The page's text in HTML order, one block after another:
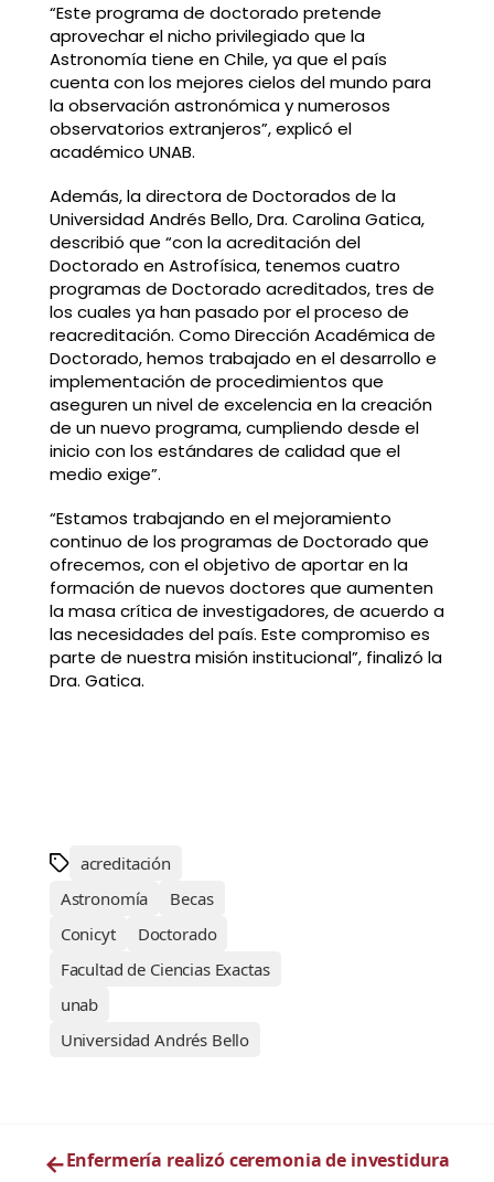
“Este programa de doctorado pretende
aprovechar el nicho privilegiado que la
Astronomía tiene en Chile, ya que el país
cuenta con los mejores cielos del mundo para
la observación astronómica y numerosos
observatorios extranjeros”, explicó el
académico UNAB.
Además, la directora de Doctorados de la
Universidad Andrés Bello, Dra. Carolina Gatica,
describió que “con la acreditación del
Doctorado en Astrofísica, tenemos cuatro
programas de Doctorado acreditados, tres de
los cuales ya han pasado por el proceso de
reacreditación. Como Dirección Académica de
Doctorado, hemos trabajado en el desarrollo e
implementación de procedimientos que
aseguren un nivel de excelencia en la creación
de un nuevo programa, cumpliendo desde el
inicio con los estándares de calidad que el
medio exige”.
“Estamos trabajando en el mejoramiento
continuo de los programas de Doctorado que
ofrecemos, con el objetivo de aportar en la
formación de nuevos doctores que aumenten
la masa crítica de investigadores, de acuerdo a
las necesidades del país. Este compromiso es
parte de nuestra misión institucional”, finalizó la
Dra. Gatica.
acreditación
Astronomía
Becas
Conicyt
Doctorado
Facultad de Ciencias Exactas
unab
Universidad Andrés Bello
←Enfermería realizó ceremonia de investidura